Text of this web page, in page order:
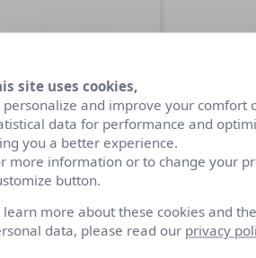
média
ou externes :
?
site uses cookies,
personalize and improve your comfort
data for performance and
you a better experience.
more information or to change your
button.
learn more about these cookies and
data, please read our privacy